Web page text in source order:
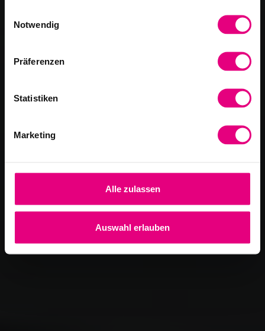
Notwendig
Präferenzen
Statistiken
Marketing
Alle zulassen
Auswahl erlauben